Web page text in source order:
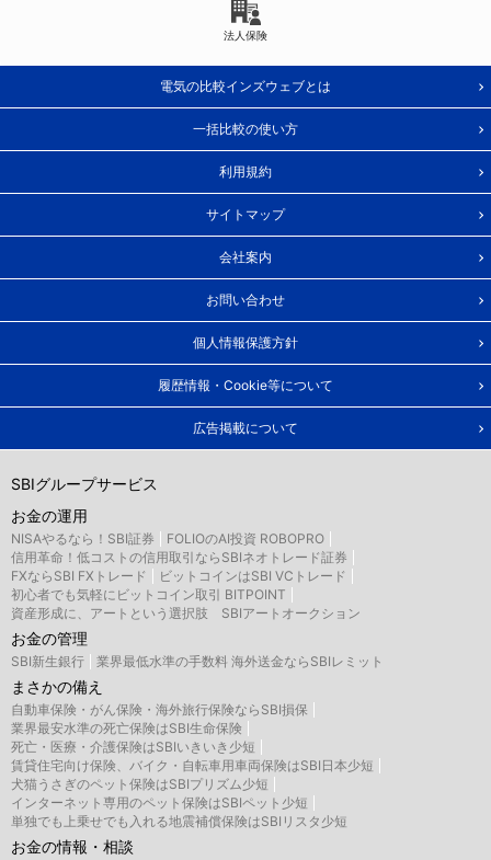
法人保険
電気の比較インズウェブとは
一括比較の使い方
利用規約
サイトマップ
会社案内
お問い合わせ
個人情報保護方針
履歴情報・Cookie等について
広告掲載について
SBIグループサービス
お金の運用
NISAやるなら！SBI証券
FOLIOのAI投資 ROBOPRO
信用革命！低コストの信用取引ならSBIネオトレード証券
FXならSBI FXトレード
ビットコインはSBI VCトレード
初心者でも気軽にビットコイン取引 BITPOINT
資産形成に、アートという選択肢 SBIアートオークション
お金の管理
SBI新生銀行 業界最低水準の手数料 海外送金ならSBIレミット
まさかの備え
自動車保険・がん保険・海外旅行保険ならSBI損保
業界最安水準の死亡保険はSBI生命保険
死亡・医療・介護保険はSBIいきいき少短
賃貸住宅向け保険、バイク・自転車用車両保険はSBI日本少短
犬猫うさぎのペット保険はSBIプリズム少短
インターネット専用のペット保険はSBIペット少短
単独でも上乗せでも入れる地震補償保険はSBIリスタ少短
お金の情報・相談